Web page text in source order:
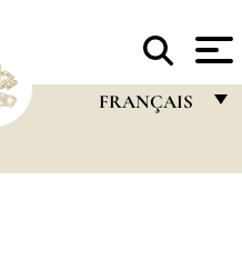
FRANÇAIS